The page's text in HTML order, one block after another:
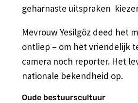
geharnaste uitspraken
Mevrouw Yesilgöz deed het
ontliep – om het vriendelijk
camera noch reporter. Het
nationale bekendheid op.
Oude bestuurscultuur